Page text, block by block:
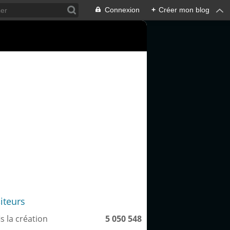
Connexion + Créer mon blog
la création 5 050 548